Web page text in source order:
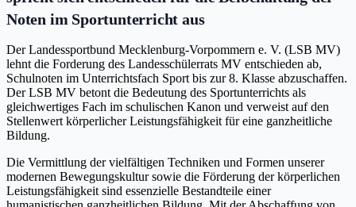
Noten im Sportunterricht aus
Der Landessportbund Mecklenburg-Vorpommern e. V. (LSB MV)
lehnt die Forderung des Landesschülerrats MV entschieden ab,
Schulnoten im Unterrichtsfach Sport bis zur 8. Klasse abzuschaffen.
Der LSB MV betont die Bedeutung des Sportunterrichts als
gleichwertiges Fach im schulischen Kanon und verweist auf den
Stellenwert körperlicher Leistungsfähigkeit für eine ganzheitliche
Bildung.
Die Vermittlung der vielfältigen Techniken und Formen unserer
modernen Bewegungskultur sowie die Förderung der körperlichen
Leistungsfähigkeit sind essenzielle Bestandteile einer